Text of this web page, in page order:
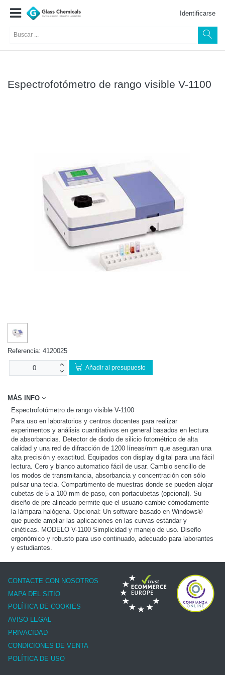
Identificarse
Espectrofotómetro de rango visible V-1100
Referencia: 4120025
Añadir al presupuesto
MÁS INFO
Espectrofotómetro de rango visible V-1100
Para uso en laboratorios y centros docentes para realizar
experimentos y análisis cuantitativos en general basados en lectura
de absorbancias. Detector de diodo de silicio fotométrico de alta
calidad y una red de difracción de 1200 líneas/mm que aseguran una
alta precisión y exactitud. Equipados con display digital para una fácil
lectura. Cero y blanco automatico fácil de usar. Cambio sencillo de
los modos de transmitancia, absorbancia y concentración con sólo
pulsar una tecla. Compartimento de muestras donde se pueden alojar
cubetas de 5 a 100 mm de paso, con portacubetas (opcional). Su
diseño de pre-alineado permite que el usuario cambie cómodamente
la lámpara halógena. Opcional: Un software basado en Windows®
que puede ampliar las aplicaciones en las curvas estándar y
cinéticas. MODELO V-1100 Simplicidad y manejo de uso. Diseño
ergonómico y robusto para uso continuado, adecuado para laborantes
y estudiantes.
CONTACTE CON NOSOTROS
MAPA DEL SITIO
POLÍTICA DE COOKIES
AVISO LEGAL
PRIVACIDAD
CONDICIONES DE VENTA
POLÍTICA DE USO